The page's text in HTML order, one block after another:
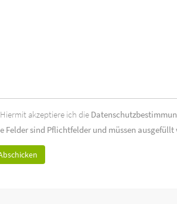
Hiermit akzeptiere ich die
Felder sind Pflichtfelder und müssen ausgefüllt